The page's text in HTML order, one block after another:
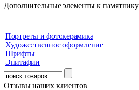
Дополнительные элементы к памятнику
Портреты и фотокерамика
Художественное оформление
Шрифты
Эпитафии
Отзывы наших клиентов